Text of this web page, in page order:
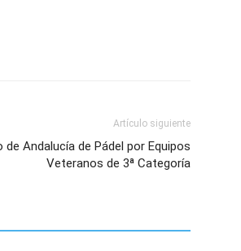
Artículo siguiente
Andalucía de Pádel por Equipos
Veteranos de 3ª Categoría